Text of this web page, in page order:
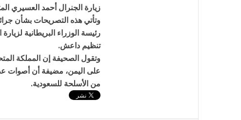
زيارة الجنرال أحمد العسيري
وتأتي هذه التصريحات بشأن
رئيسة الوزراء البريطانية
تنظيم داعش.
وتقول الصحيفة إن المملكة
على اليمن، مضيفة أن أصوات
من الأسلحة للسعودية.